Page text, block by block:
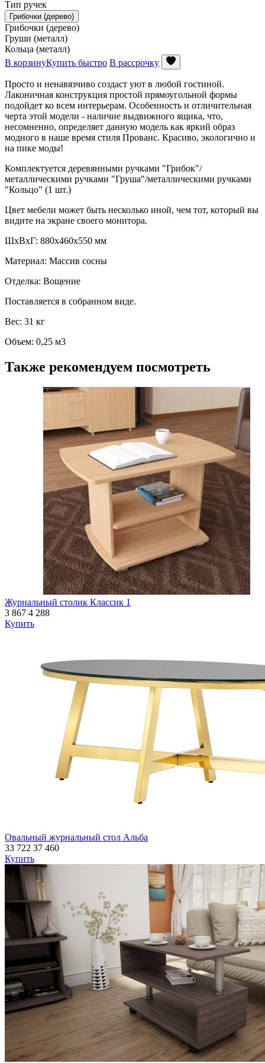
Тип ручек
Грибочки (дерево)
Грибочки (дерево)
Груши (металл)
Кольца (металл)
В корзинуКупить быстро В рассрочку
Просто и ненавязчиво создаст уют в любой гостиной.
Лаконичная конструкция простой прямоугольной формы
подойдет ко всем интерьерам. Особенность и отличительная
черта этой модели - наличие выдвижного ящика, что,
несомненно, определяет данную модель как яркий образ
модного в наше время стиля Прованс. Красиво, экологично и
на пике моды!
Комплектуется деревянными ручками "Грибок"/
металлическими ручками "Груша"/металлическими ручками
"Кольцо" (1 шт.)
Цвет мебели может быть несколько иной, чем тот, который вы
видите на экране своего монитора.
ШxВхГ: 880х460х550 мм
Материал: Массив сосны
Отделка: Вощение
Поставляется в собранном виде.
Вес: 31 кг
Объем: 0,25 м3
Также рекомендуем посмотреть
Журнальный столик Классик 1
3 867 4 288
Купить
Овальный журнальный стол Альба
33 722 37 460
Купить